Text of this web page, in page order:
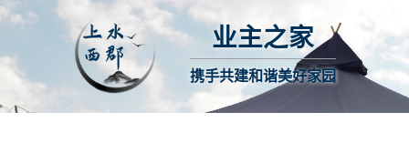
业主之家
携手共建和谐美好家园